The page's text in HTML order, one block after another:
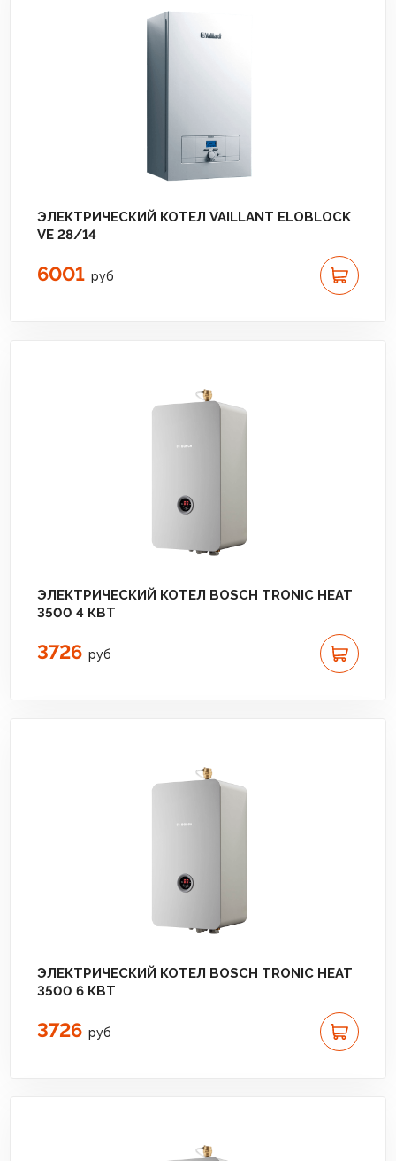
ЭЛЕКТРИЧЕСКИЙ КОТЕЛ VAILLANT ELOBLOCK
VE 28/14
6001 руб
ЭЛЕКТРИЧЕСКИЙ КОТЕЛ BOSCH TRONIC HEAT
3500 4 КВТ
3726 руб
ЭЛЕКТРИЧЕСКИЙ КОТЕЛ BOSCH TRONIC HEAT
3500 6 КВТ
3726 руб